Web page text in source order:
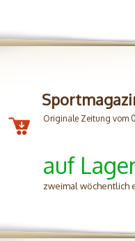
Originale Zeitung vom
auf
zweimal wöchentlich